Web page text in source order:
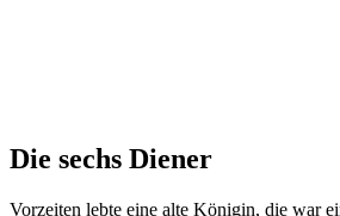
Die sechs Diener
Vorzeiten lebte eine alte Königin, die war